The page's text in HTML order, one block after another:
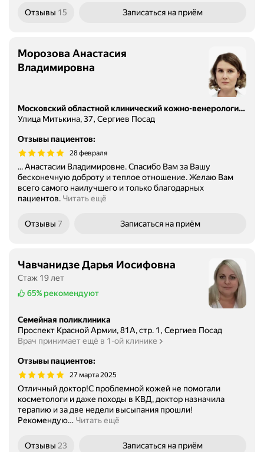
Отзывы 15 Записаться на приём
Морозова Анастасия
Владимировна
Московский областной клинический кожно-венерологический диспансер
Улица Митькина, 37, Сергиев Посад
Отзывы пациентов:
28 февраля
... Анастасии Владимировне. Спасибо Вам за Вашу
бесконечную доброту и теплое отношение. Желаю Вам
всего самого наилучшего и только благодарных
пациентов. Читать ещё
Отзывы 7 Записаться на приём
Чавчанидзе Дарья Иосифовна
Стаж 19 лет
65% рекомендуют
Семейная поликлиника
Проспект Красной Армии, 81А, стр. 1, Сергиев Посад
Врач принимает ещё в 1-ой клинике
Отзывы пациентов:
27 марта 2025
Отличный доктор!С проблемной кожей не помогали
косметологи и даже походы в КВД, доктор назначила
терапию и за две недели высыпания прошли!
Рекомендую… Читать ещё
Отзывы 23 Записаться на приём